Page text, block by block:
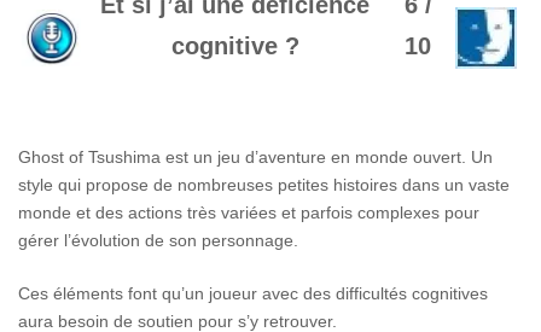
cognitive ?
10
Ghost of Tsushima est un jeu d’aventure en monde ouvert. Un
style qui propose de nombreuses petites histoires dans un vaste
monde et des actions très variées et parfois complexes pour
gérer l’évolution de son personnage.
Ces éléments font qu’un joueur avec des difficultés cognitives
aura besoin de soutien pour s’y retrouver.